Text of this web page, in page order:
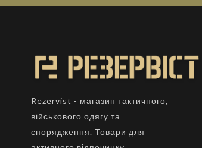
Rezervist - магазин тактичного,
військового одягу та
спорядження. Товари для